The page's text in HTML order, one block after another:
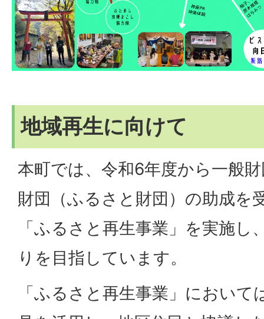
地域再生に向けて
本町では、令和6年度から一般
財団（ふるさと財団）の助成を
「ふるさと再生事業」を実施し
りを目指しています。
「ふるさと再生事業」において